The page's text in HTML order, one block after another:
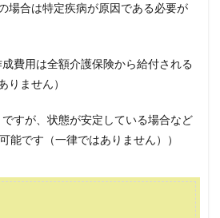
場合は特定疾病が原因である必要が
費用は全額介護保険から給付される
りません）
すが、状態が安定している場合など
能です（一律ではありません））